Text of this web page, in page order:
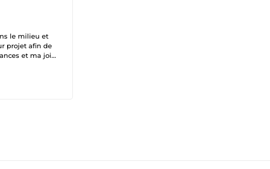
le milieu et
projet afin de
et ma joie
des voix off -